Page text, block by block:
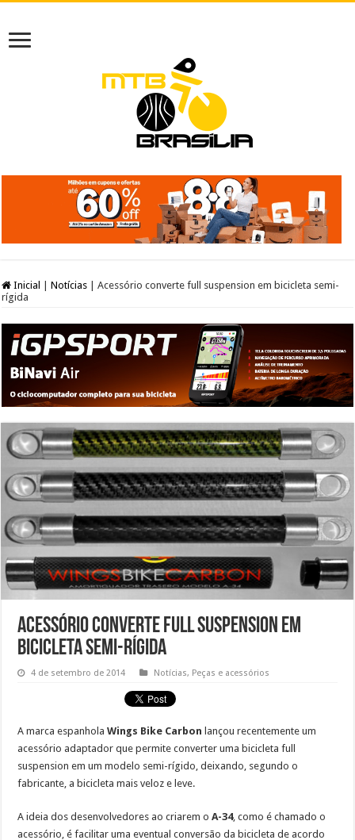
Inicial Notícias
Acessório converte full suspension em bicicleta semi-
rígida
Acessório converte full suspension em
bicicleta semi-rígida
4 de setembro de 2014 Notícias, Peças e acessórios
A marca espanholaWings Bike Carbon lançou recentemente um
acessório adaptador que permite converter uma bicicleta full
suspension em um modelo semi-rígido, deixando, segundo o
fabricante, a bicicleta mais veloz e leve.
A ideia dos desenvolvedores ao criarem oA-34, como é chamado o
acessório, é facilitar uma eventual conversão da bicicleta de acordo